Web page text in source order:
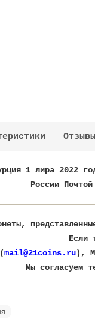
Отзывы
1 лира 2022
России
Если
mail@21coins.ru),
​Мы согласуем